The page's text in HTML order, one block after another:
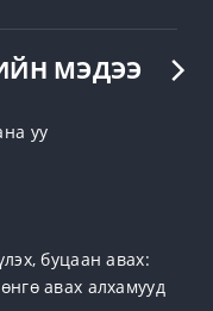
МЭДЭЭ
уу
буцаан авах:
авах алхамууд